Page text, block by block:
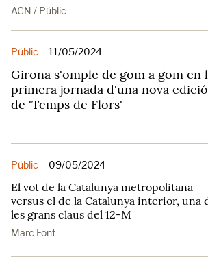
ACN / Públic
Públic - 11/05/2024
Girona s'omple de gom a gom en
primera jornada d'una nova edició
de 'Temps de Flors'
Públic - 09/05/2024
El vot de la Catalunya metropolitana
versus el de la Catalunya interior, una
les grans claus del 12-M
Marc Font